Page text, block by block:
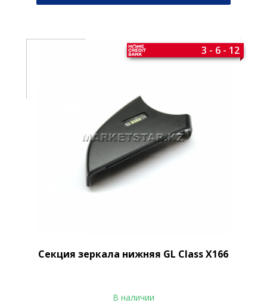
Секция зеркала нижняя GL Class X166
3 - 6 - 12
В наличии